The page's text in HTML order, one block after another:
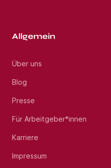
Allgemein
Über uns
Blog
Presse
Für Arbeitgeber*innen
Karriere
Impressum